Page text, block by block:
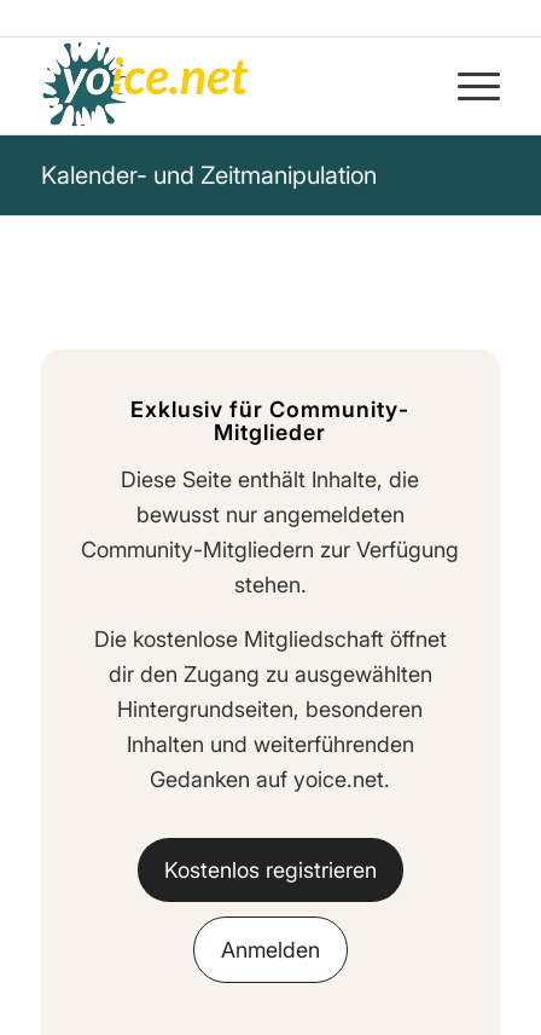
Kalender- und Zeitmanipulation
Exklusiv für Community-
Mitglieder
Diese Seite enthält Inhalte, die
bewusst nur angemeldeten
Community-Mitgliedern zur Verfügung
stehen.
Die kostenlose Mitgliedschaft öffnet
dir den Zugang zu ausgewählten
Hintergrundseiten, besonderen
Inhalten und weiterführenden
Gedanken auf yoice.net.
Kostenlos registrieren
Anmelden